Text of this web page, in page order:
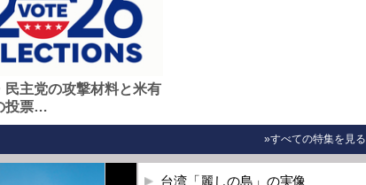
民主党の攻撃材料と米有
投票…
»すべての特集を見る
台湾「麗しの島」の実像